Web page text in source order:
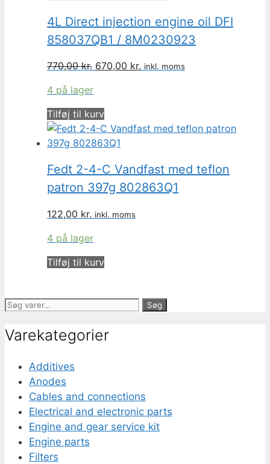
4L Direct injection engine oil DFI
858037QB1 / 8M0230923
770,00kr. Den
var:
770,00 kr..
670,00 kr. Den
670,00 kr..
inkl. moms
4 på lager
Tilføj til kurv
Fedt 2-4-C Vandfast med teflon
patron 397g 802863Q1
122,00 kr. inkl. moms
4 på lager
Tilføj til kurv
Søg
Søg
Varekategorier
Additives
Anodes
Cables and connections
Electrical and electronic parts
Engine and gear service kit
Engine parts
Filters